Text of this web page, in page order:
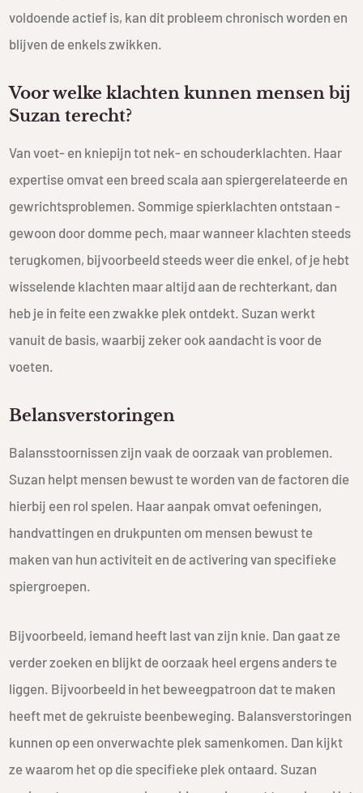
voldoende actief is, kan dit probleem chronisch worden en
blijven de enkels zwikken.
Voor welke klachten kunnen mensen bij
Suzan terecht?
Van voet- en kniepijn tot nek- en schouderklachten. Haar
expertise omvat een breed scala aan spier­gerelateerde en
gewrichtsproblemen. Sommige spierklachten ontstaan ­
gewoon door domme pech, maar wanneer klachten steeds
terug­komen, bijvoorbeeld steeds weer die enkel, of je hebt
wisselende klachten maar altijd aan de rechterkant, dan
heb je in feite een zwakke plek ontdekt. Suzan werkt
vanuit de basis, waarbij zeker ook aandacht is voor de
voeten.
Belansverstoringen
Balansstoornissen zijn vaak de oorzaak van problemen.
Suzan helpt mensen bewust te worden van de factoren die
hierbij een rol spelen. Haar aanpak omvat oefeningen,
handvattingen en drukpunten om mensen bewust te
maken van hun activiteit en de activering van specifieke
spiergroepen.
Bijvoorbeeld, iemand heeft last van zijn knie. Dan gaat ze
verder zoeken en blijkt de oorzaak heel ergens anders te
liggen. Bijvoorbeeld in het beweegpatroon dat te maken
heeft met de gekruiste beenbeweging. Balansverstoringen
kunnen op een onverwachte plek samenkomen. Dan kijkt
ze waarom het op die specifieke plek ontaard. Suzan